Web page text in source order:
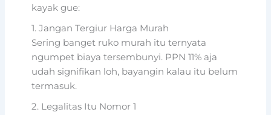
kayak gue:
1. Jangan Tergiur Harga Murah
Sering banget ruko murah itu ternyata
ngumpet biaya tersembunyi. PPN 11% aja
udah signifikan loh, bayangin kalau itu belum
termasuk.
2. Legalitas Itu Nomor 1